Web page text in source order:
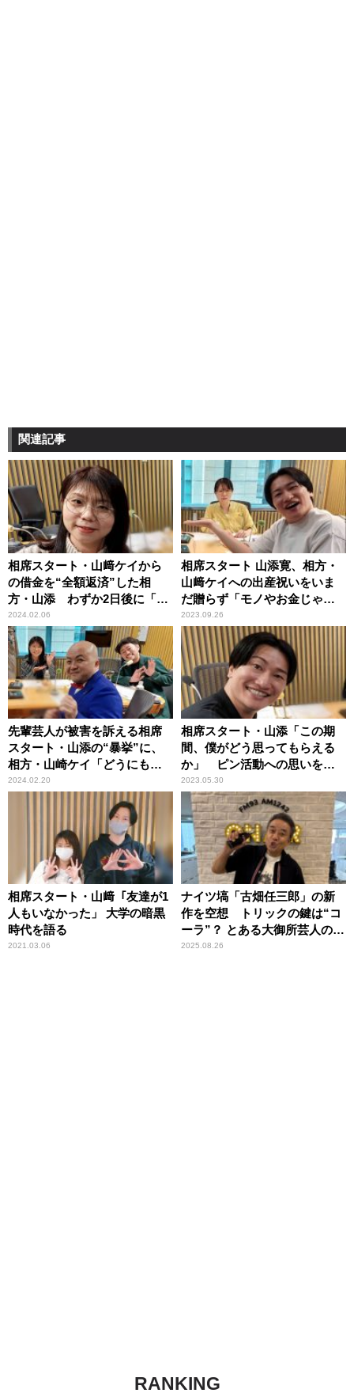
関連記事
相席スタート・山﨑ケイから
の借金を“全額返済”した相
方・山添 わずか2日後に「お
金借りれませんでしょう
か？」
2024.02.06
相席スタート 山添寛、相方・
山﨑ケイへの出産祝いをいま
だ贈らず「モノやお金じゃな
いと感じ取れないってことで
すか？」
2023.09.26
先輩芸人が被害を訴える相席
スタート・山添の“暴挙”に、
相方・山崎ケイ「どうにもな
らないです、あれは」
2024.02.20
相席スタート・山添「この期
間、僕がどう思ってもらえる
か」 ピン活動への思いを語
る
2023.05.30
相席スタート・山﨑「友達が1
人もいなかった」 大学の暗黒
時代を語る
2021.03.06
ナイツ塙「古畑任三郎」の新
作を空想 トリックの鍵は“コ
ーラ”？ とある大御所芸人の本
人役での出演を妄想
2025.08.26
RANKING